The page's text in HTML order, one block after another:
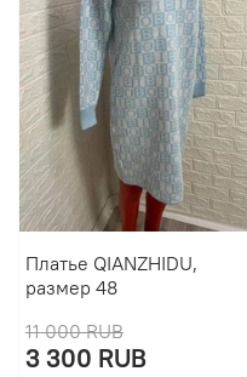
Платье QIANZHIDU,
размер 48
11 000 RUB
3 300 RUB